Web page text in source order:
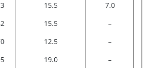
15.5
15.5
12.5
19.0
7.0
–
–
–